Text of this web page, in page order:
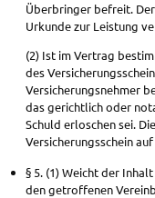
Überbringer befreit.
Urkunde zur Leistung
(2) Ist im Vertrag
des
Versicherungsnehmer
das gerichtlich oder
Schuld erloschen sei.
Versicherungsschein
§ 5. (1) Weicht der
den getroffenen